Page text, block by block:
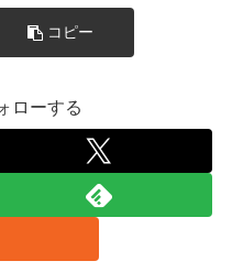
コピー
ローする